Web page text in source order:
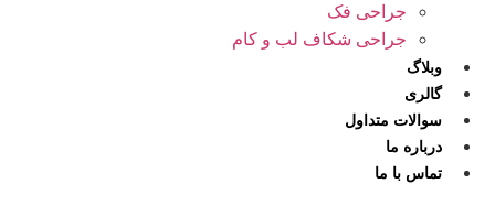
جراحی فک
جراحی شکاف لب و کام
وبلاگ
گالری
سوالات متداول
درباره ما
تماس با ما